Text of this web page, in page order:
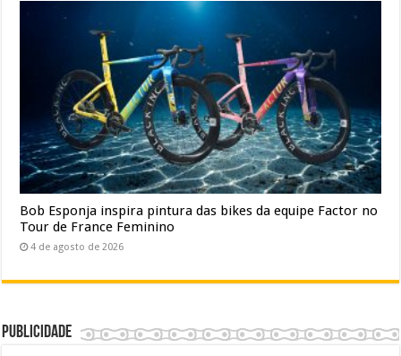
Bob Esponja inspira pintura das bikes da equipe Factor no
Tour de France Feminino
4 de agosto de 2026
Publicidade